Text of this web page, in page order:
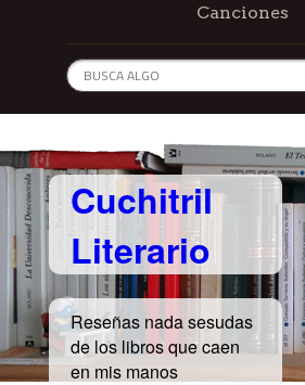
Canciones
Cuchitril
Literario
Reseñas nada sesudas
de los libros que caen
en mis manos